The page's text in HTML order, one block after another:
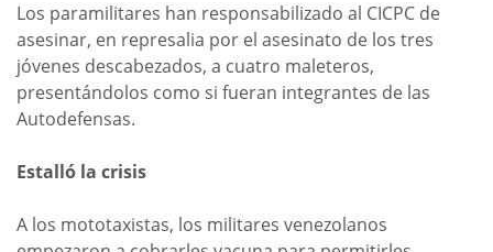
Los paramilitares han responsabilizado al CICPC de
asesinar, en represalia por el asesinato de los tres
jóvenes descabezados, a cuatro maleteros,
presentándolos como si fueran integrantes de las
Autodefensas.
Estalló la crisis
A los mototaxistas, los militares venezolanos